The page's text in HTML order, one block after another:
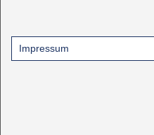
Impressum